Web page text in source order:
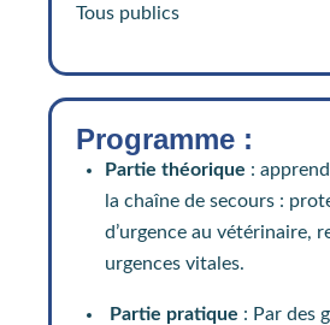
Tous publics
Programme :
Partie théorique :
la chaîne de secours :
d’urgence au vétérinaire,
urgences vitales.
Partie pratique : Par des